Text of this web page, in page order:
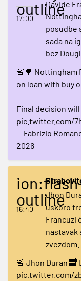
outline
17:00
Davide
posudbe
sada na
bez
🚨🌳 Nottingham
on loan with buy
Final decision
pic.twitter.com/
— Fabrizio
2026
outline
16:40
Jhon
uskoro
Francuzi
nastavak
zvezdom.
🚨 Jhon Duran 🔜
pic.twitter.com/